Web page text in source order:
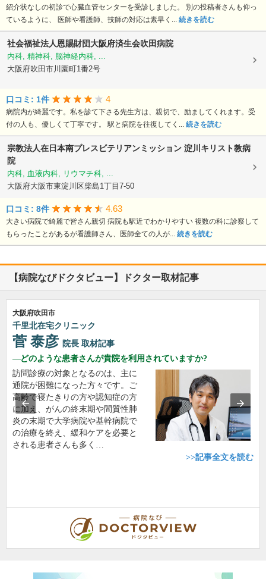
紹介状なしの初診で心臓血管センターを受診しました。 別の投稿者さんも仰っ
ているように、 医師や看護師、技師の対応は素早く... 続きを読む
社会福祉法人恩賜財団大阪府済生会吹田病院
内科, 精神科, 脳神経内科, ...
大阪府吹田市川園町1番2号
口コミ: 1件 4
病院内が綺麗です。私を診て下さる先生方は、親切で、励ましてくれます。受
付の人も、優しくて丁寧です。 駅と病院を往復してく... 続きを読む
宗教法人在日本南プレスビテリアンミッション 淀川キリスト教病
院
内科, 血液内科, リウマチ科, ...
大阪府大阪市東淀川区柴島1丁目7-50
口コミ: 8件 4.63
大きい病院で綺麗で皆さん親切 病院も駅近でわかりやすい 複数の科に診察して
もらったことがあるが看護師さん、医師全ての人が... 続きを読む
【病院なびドクタビュー】ドクター取材記事
大阪府吹田市
千里北在宅クリニック
菅 泰彦 院長 取材記事
どのような患者さんが貴院を利用されていますか?
訪問診療の対象となるのは、主に
通院が困難になった方々です。ご
高齢で寝たきりの方や認知症の方
に加え、がんの終末期や間質性肺
炎の末期で大学病院や基幹病院で
の治療を終え、緩和ケアを必要と
される患者さんも多く…
>>記事全文を読む